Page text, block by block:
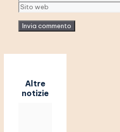
Sito
web
Altre
notizie